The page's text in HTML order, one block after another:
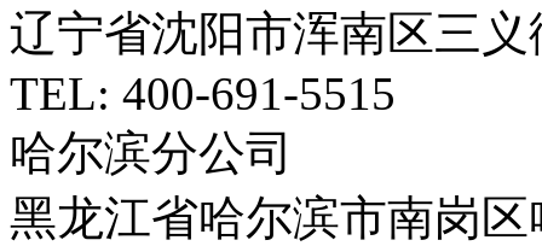
辽宁省沈阳市浑南区三
TEL: 400-691-5515
哈尔滨分公司
黑龙江省哈尔滨市南岗